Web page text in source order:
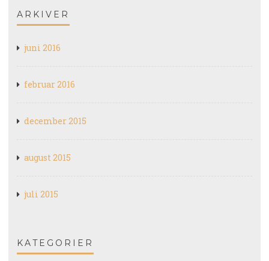
ARKIVER
juni 2016
februar 2016
december 2015
august 2015
juli 2015
KATEGORIER